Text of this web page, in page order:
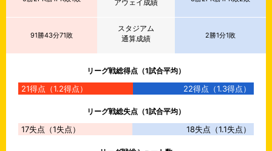
アウェイ成績
91勝43分71敗
スタジアム
通算成績
2勝1分1敗
リーグ戦総得点（1試合平均）
21得点 （1.2得点） 22得点 （1.3得点）
リーグ戦総失点（1試合平均）
17失点 （1失点） 18失点 （1.1失点）